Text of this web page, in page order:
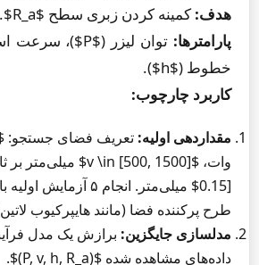
هدف: کمینه کردن زبری سطح $R_a$.
پارامترها:
خطوط ($h$).
کاربرد چارچوب:
مقداردهی اولیه:
0.15]$ میلی‌متر. انجام ۵
طرح پرکننده فضا (مانند هایپرکیوب
مدلسازی جایگزین: برازش یک مدل
داده‌های مشاهده شده $(P, v, h, R_a)$.